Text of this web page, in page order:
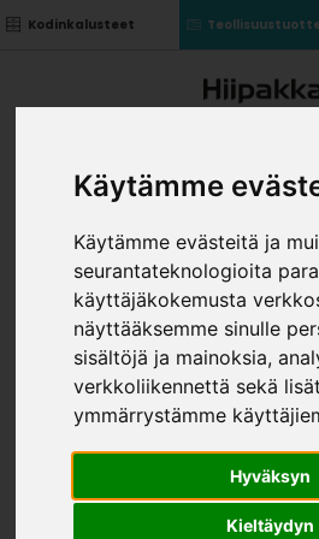
Käytämme
Käytämme evästeitä ja
seurantateknologioita
käyttäjäkokemusta
näyttääksemme sinulle
sisältöjä ja mainoksia,
verkkoliikennettä sekä
ymmärrystämme
Hyväksyn
Kieltäydyn
Kodinkalusteet